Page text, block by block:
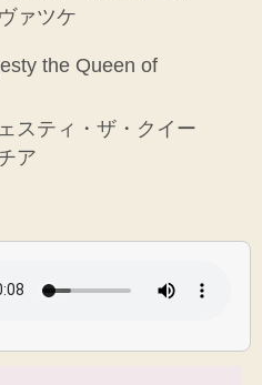
ァツケ
the Queen of
スティ・ザ・クイー
ア